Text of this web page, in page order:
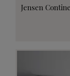
Jensen